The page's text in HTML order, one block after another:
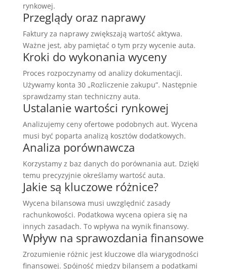
rynkowej.
Przeglądy oraz naprawy
Faktury za naprawy zwiększają wartość aktywa.
Ważne jest, aby pamiętać o tym przy wycenie auta.
Kroki do wykonania wyceny
Proces rozpoczynamy od analizy dokumentacji.
Używamy konta 30 „Rozliczenie zakupu”. Następnie
sprawdzamy stan techniczny auta.
Ustalanie wartości rynkowej
Analizujemy ceny ofertowe podobnych aut. Wycena
musi być poparta analizą kosztów dodatkowych.
Analiza porównawcza
Korzystamy z baz danych do porównania aut. Dzięki
temu precyzyjnie określamy wartość auta.
Jakie są kluczowe różnice?
Wycena bilansowa musi uwzględnić zasady
rachunkowości. Podatkowa wycena opiera się na
innych zasadach. To wpływa na wynik finansowy.
Wpływ na sprawozdania finansowe
Zrozumienie różnic jest kluczowe dla wiarygodności
finansowej. Spójność między bilansem a podatkami